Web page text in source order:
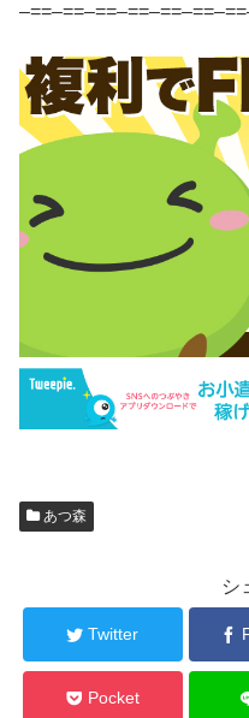
あつ森
シ
Twitter
Pocket